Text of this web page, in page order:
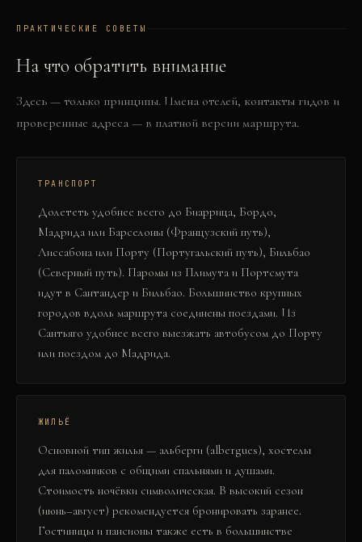
ПРАКТИЧЕСКИЕ СОВЕТЫ
На что обратить внимание
Здесь — только принципы. Имена отелей, контакты гидов и
проверенные адреса — в платной версии маршрута.
ТРАНСПОРТ
Долететь удобнее всего до Биаррица, Бордо,
Мадрида или Барселоны (Французский путь),
Лиссабона или Порту (Португальский путь), Бильбао
(Северный путь). Паромы из Плимута и Портсмута
идут в Сантандер и Бильбао. Большинство крупных
городов вдоль маршрута соединены поездами. Из
Сантьяго удобнее всего выезжать автобусом до Порту
или поездом до Мадрида.
ЖИЛЬЁ
Основной тип жилья — альберги (albergues), хостелы
для паломников с общими спальнями и душами.
Стоимость ночёвки символическая. В высокий сезон
(июнь–август) рекомендуется бронировать заранее.
Гостиницы и пансионы также есть в большинстве